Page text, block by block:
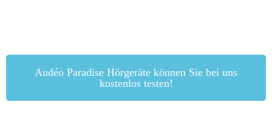
Audéo Paradise Hörgeräte können Sie bei uns
kostenlos testen!